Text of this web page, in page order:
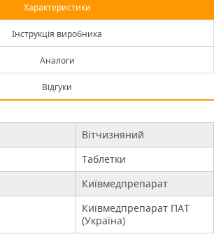
Характеристики
Інструкція виробника
Аналоги
Відгуки
Вітчизняний
Таблетки
Київмедпрепарат
Київмедпрепарат ПАТ
(Україна)